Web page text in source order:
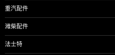
重汽配件
潍柴配件
法士特